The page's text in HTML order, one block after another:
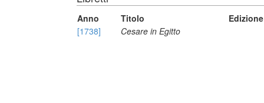
Anno Titolo
Edizione
[1738]
Cesare in Egitto